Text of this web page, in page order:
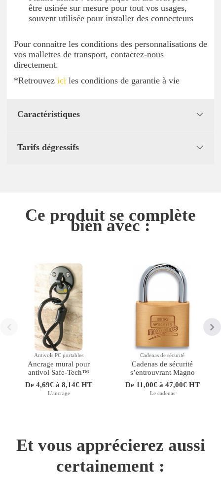
être usinée sur mesure pour tout vos usages,
souvent utilisée pour installer des connecteurs
Pour connaitre les conditions des personnalisations de
vos mallettes de transport, contactez-nous
directement.
*Retrouvez ici les conditions de garantie à vie
Caractéristiques
Tarifs dégressifs
Ce produit se complète
bien avec :
Antivols PC portables
Ancrage mural pour
antivol Safe-Tech™
De 4,69€ à 8,14€ HT
L'ancrage
Cadenas de sécurité
Cadenas de sécurité
sʼentrouvrant Magno
De 11,00€ à 47,00€ HT
Le cadenas
Et vous apprécierez aussi
certainement :